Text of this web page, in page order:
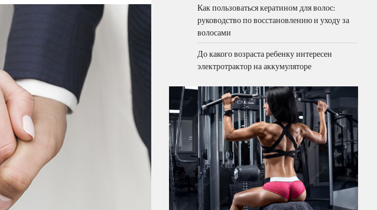
Как пользоваться кератином для волос:
руководство по восстановлению и уходу за
волосами
До какого возраста ребенку интересен
электротрактор на аккумуляторе